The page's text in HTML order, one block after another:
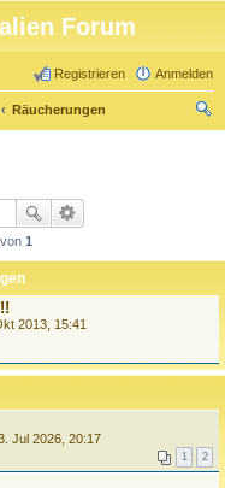
Forum
Anmelden
Registrieren
Räucherungen
von 1
2013, 15:41
Jul 2026, 20:17
1 2